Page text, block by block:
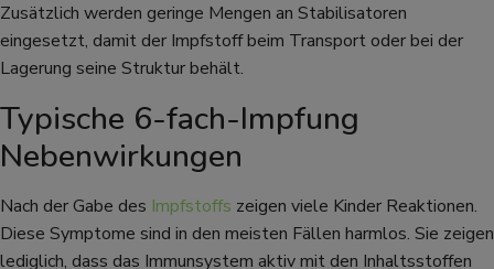
Zusätzlich werden geringe Mengen an Stabilisatoren
eingesetzt, damit der Impfstoff beim Transport oder bei der
Lagerung seine Struktur behält.
Typische 6-fach-Impfung
Nebenwirkungen
Nach der Gabe des Impfstoffs zeigen viele Kinder Reaktionen.
Diese Symptome sind in den meisten Fällen harmlos. Sie zeigen
lediglich, dass das Immunsystem aktiv mit den Inhaltsstoffen